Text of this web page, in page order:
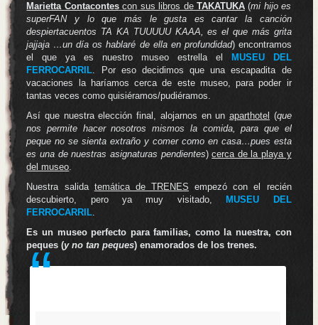
Marietta Contacontescon sus libros de TAKATUKA(mi hijo es
superFAN y lo que más le gusta es cantar la canción
despiertacuentos TA KA TUUUUU KAAA, es el que más grita
jajjaja …un día os hablaré de ella en profundidad) encontramos
el que ya es nuestro museo estrella el
MUSEU DEL
FERROCARRIL. Por eso decidimos que una escapadita de
vacaciones la haríamos cerca de este museo, para poder ir
tantas veces como quisiéramos/pudiéramos.
Así que nuestra elección final, alojarnos en un aparthotel (que
nos permite hacer nosotros mismos la comida, para que el
peque no se sienta extraño y comer como en casa…pues esta
es una de nuestras asignaturas pendientes)cerca de la playa y
del museo.
Nuestra salida temática de TRENES empezó con el recién
descubierto, pero ya muy visitado,
MUSEU DEL
FERROCARRIL.
Es un museo perfecto para familias, como la nuestra, con
peques (y no tan peques) enamorados de los trenes.